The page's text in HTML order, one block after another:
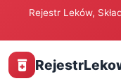
Rejestr Leków,